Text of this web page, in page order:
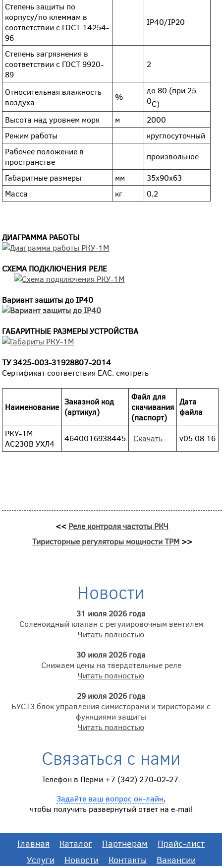
Степень защиты по
корпусу/по клеммам в
соответствии с ГОСТ 14254-
96
IP40/IP20
Степень загрязнения в
соответствии с ГОСТ 9920-
89
2
Относительная влажность
воздуха
%
до 80 (при 25
0C)
Высота над уровнем моря
м
2000
Режим работы
круглосуточный
Рабочее положение в
пространстве
произвольное
Габаритные размеры мм
35х90х63
Масса
кг 0,2
ДИАГРАММА РАБОТЫ
СХЕМА ПОДКЛЮЧЕНИЯ РЕЛЕ
Вариант защиты до IP40
ГАБАРИТНЫЕ РАЗМЕРЫ УСТРОЙСТВА
ТУ3425-003-31928807-2014
Сертификат соответствия EAC: смотреть
Наименование
Заказной код
(артикул)
Файл для
скачивания
(паспорт)
Дата
файла
РКУ-1М
AC230В УХЛ4
4640016938445 Скачать v05.08.16
<< Реле контроля частоты РКЧ
Тиристорные регуляторы мощности ТРМ>>
Новости
31 июля 2026 года
Соленоидный клапан с регулировочным вентилем
Читать полностью
30 июля 2026 года
Снижаем цены на твердотельные реле
Читать полностью
29 июля 2026 года
БУСТ3 блок управления симисторами и тиристорами с
функциями защиты
Читать полностью
Связаться с нами
Телефон в Перми +7 (342) 270-02-27.
Задайте ваш вопрос он-лайн,
чтобы получить развернутый ответ на e-mail
Главная Каталог Партнерам
Прайс-лист
Услуги
Новости Контакты Вакансии